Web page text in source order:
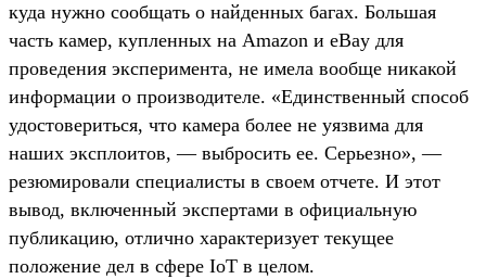
куда нужно сообщать о найденных багах. Большая
часть камер, купленных на Amazon и eBay для
проведения эксперимента, не имела вообще никакой
информации о производителе. «Единственный способ
удостовериться, что камера более не уязвима для
наших эксплоитов, — выбросить ее. Серьезно», —
резюмировали специалисты в своем отчете. И этот
вывод, включенный экспертами в официальную
публикацию, отлично характеризует текущее
положение дел в сфере IoT в целом.